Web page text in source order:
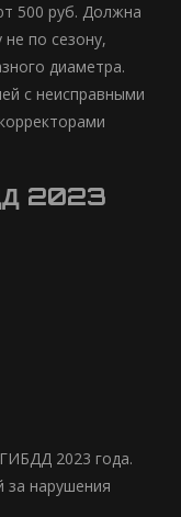
500 руб. Должна
не по сезону,
диаметра.
с неисправными
2023
2023 года.
нарушения